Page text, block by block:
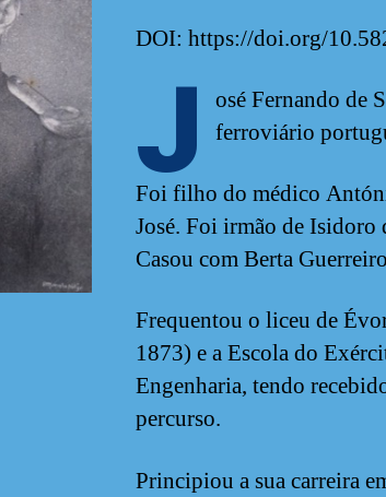
DOI: https://doi.org/
J
osé Fernando de
ferroviário
Foi filho do médico
José. Foi irmão de
Casou com Berta
Frequentou o liceu de
1873) e a Escola do
Engenharia, tendo
percurso.
Principiou a sua carreira